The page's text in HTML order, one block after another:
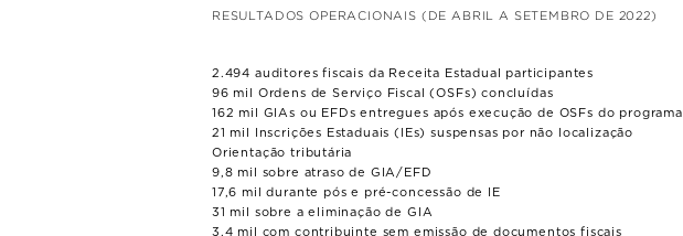
RESULTADOS OPERACIONAIS (DE ABRIL A SETEMBRO DE 2022)
2.494 auditores fiscais da Receita Estadual participantes
96 mil Ordens de Serviço Fiscal (OSFs) concluídas
162 mil GIAs ou EFDs entregues após execução de OSFs do programa
21 mil Inscrições Estaduais (IEs) suspensas por não localização
Orientação tributária
9,8 mil sobre atraso de GIA/EFD
17,6 mil durante pós e pré-concessão de IE
31 mil sobre a eliminação de GIA
3,4 mil com contribuinte sem emissão de documentos fiscais